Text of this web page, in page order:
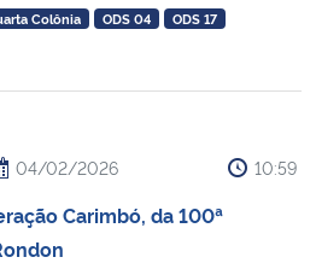
Colônia ODS 04 ODS 17
04/02/2026 10:59
Carimbó, da 100ª